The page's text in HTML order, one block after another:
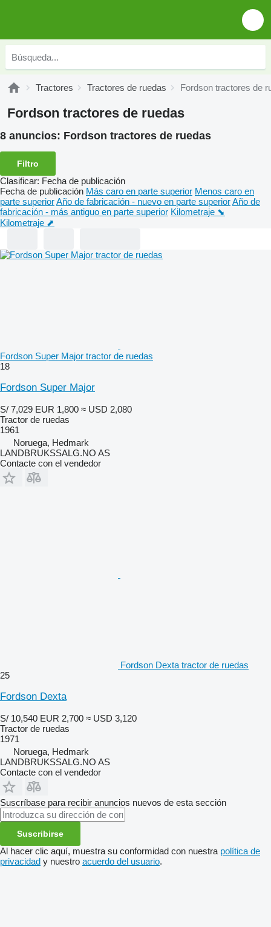
Tractores Tractores de ruedas Fordson tractores de
Fordson tractores de ruedas
8 anuncios: Fordson tractores de ruedas
Filtro
Clasificar: Fecha de publicación
Fecha de publicación Más caro en parte superior Menos caro en
parte superiorAño de fabricación - nuevo en parte superiorAño de
fabricación - más antiguo en parte superior Kilometraje ⬊
Kilometraje ⬈
Fordson Super Major tractor de ruedas
18
Fordson Super Major
S/ 7,029 EUR 1,800 ≈ USD 2,080
Tractor de ruedas
1961
Noruega, Hedmark
LANDBRUKSSALG.NO AS
Contacte con el vendedor
Fordson Dexta tractor de ruedas
25
Fordson Dexta
S/ 10,540 EUR 2,700 ≈ USD 3,120
Tractor de ruedas
1971
Noruega, Hedmark
LANDBRUKSSALG.NO AS
Contacte con el vendedor
Suscríbase para recibir anuncios nuevos de esta sección
Suscribirse
Al hacer clic aquí, muestra su conformidad con nuestra política de
privacidad y nuestro acuerdo del usuario.